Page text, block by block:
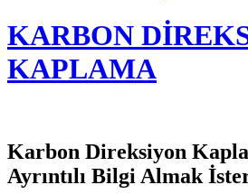
KARBON
KAPLAMA
Karbon Direksiyon
Ayrıntılı Bilgi Almak